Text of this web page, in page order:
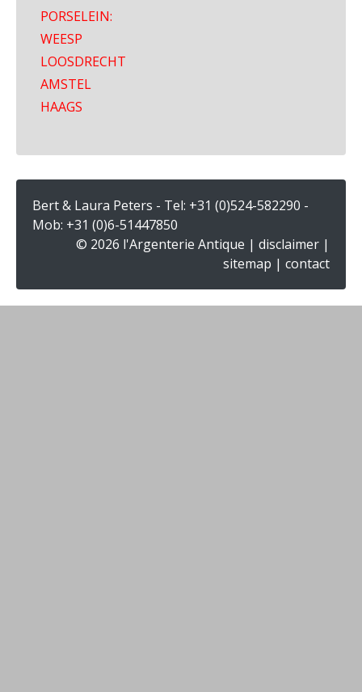
PORSELEIN:
WEESP
LOOSDRECHT
AMSTEL
HAAGS
Bert & Laura Peters - Tel: +31 (0)524-582290 -
Mob: +31 (0)6-51447850
© 2026 l'Argenterie Antique | disclaimer |
sitemap | contact